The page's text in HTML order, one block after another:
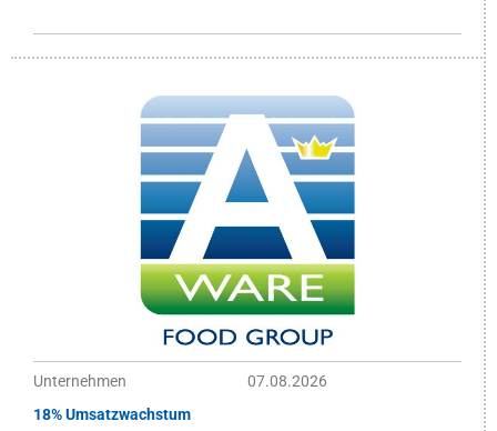
Unternehmen
07.08.2026
18% Umsatzwachstum